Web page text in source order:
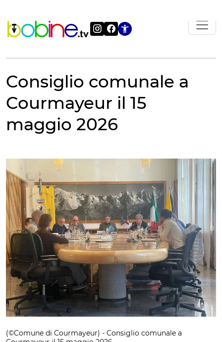
contenuto
Apri le
Consiglio comunale a
Courmayeur il 15
maggio 2026
(©Comune di Courmayeur) - Consiglio comunale a